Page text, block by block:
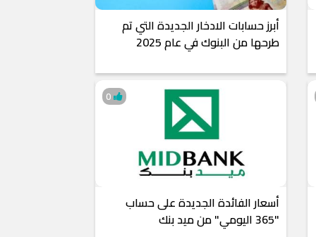
أبرز حسابات الادخار الجديدة التي تم
طرحها من البنوك في عام 2025
أسعار الفائدة الجديدة على حساب
"365 اليومي" من ميد بنك
0